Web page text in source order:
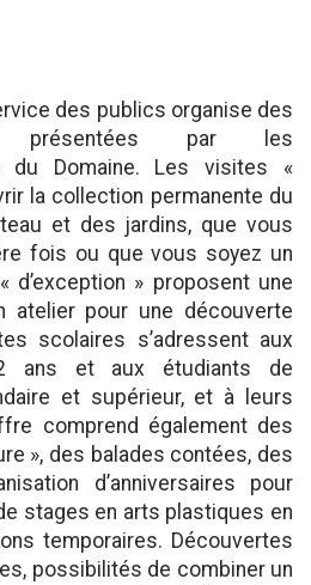
des publics organise des
présentées par les
du Domaine. Les visites «
la collection permanente du
et des jardins, que vous
fois ou que vous soyez un
d’exception » proposent une
atelier pour une découverte
scolaires s’adressent aux
ans et aux étudiants de
et supérieur, et à leurs
comprend également des
», des balades contées, des
d’anniversaires pour
stages en arts plastiques en
temporaires. Découvertes
possibilités de combiner un